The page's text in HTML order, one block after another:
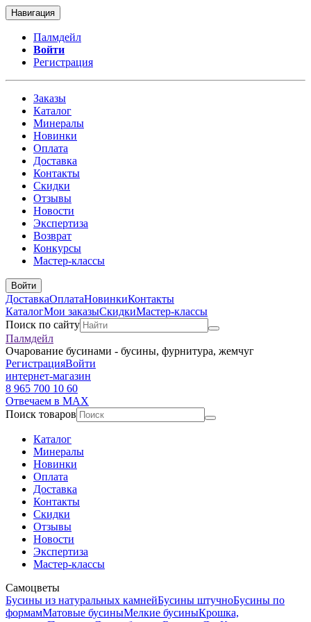
Навигация
Палмдейл
Войти
Регистрация
Заказы
Каталог
Минералы
Новинки
Оплата
Доставка
Контакты
Скидки
Отзывы
Новости
Экспертиза
Возврат
Конкурсы
Мастер-классы
Войти
ДоставкаОплатаНовинкиКонтакты
КаталогМои заказыСкидкиМастер-классы
Поиск по сайту
Палмдейл
Очарование бусинами - бусины, фурнитура, жемчуг
РегистрацияВойти
интернет-магазин
8 965 700 10 60
Отвечаем в MAX
Поиск товаров
Каталог
Минералы
Новинки
Оплата
Доставка
Контакты
Скидки
Отзывы
Новости
Экспертиза
Мастер-классы
Самоцветы
Бусины из натуральных камнейБусины штучноБусины по
формамМатовые бусиныМелкие бусиныКрошка,